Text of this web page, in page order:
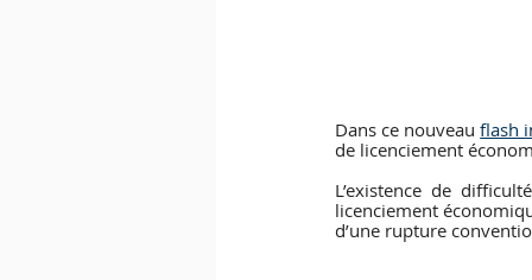
Dans ce nouveau flash
de licenciement
L’existence de
licenciement
d’une rupture